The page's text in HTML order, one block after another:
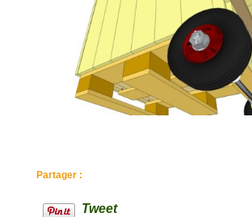
Partager :
Tweet